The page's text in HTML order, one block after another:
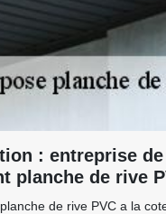
: entreprise
planche de rive
de rive PVC a la